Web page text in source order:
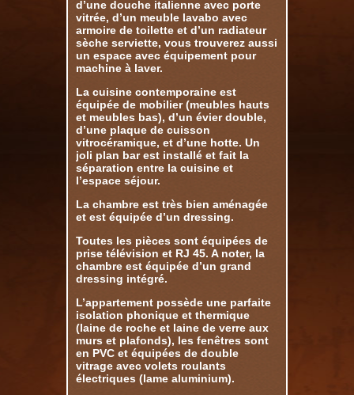
d’une douche italienne avec porte
vitrée, d’un meuble lavabo avec
armoire de toilette et d’un radiateur
sèche serviette, vous trouverez aussi
un espace avec équipement pour
machine à laver.
La cuisine contemporaine est
équipée de mobilier (meubles hauts
et meubles bas), d’un évier double,
d’une plaque de cuisson
vitrocéramique, et d’une hotte. Un
joli plan bar est installé et fait la
séparation entre la cuisine et
l’espace séjour.
La chambre est très bien aménagée
et est équipée d’un dressing.
Toutes les pièces sont équipées de
prise télévision et RJ 45. A noter, la
chambre est équipée d’un grand
dressing intégré.
L’appartement possède une parfaite
isolation phonique et thermique
(laine de roche et laine de verre aux
murs et plafonds), les fenêtres sont
en PVC et équipées de double
vitrage avec volets roulants
électriques (lame aluminium).